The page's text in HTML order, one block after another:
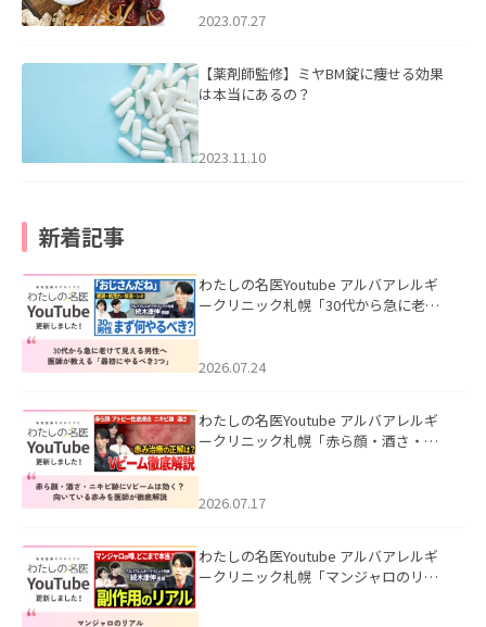
2023.07.27
【薬剤師監修】ミヤBM錠に痩せる効果
は本当にあるの？
2023.11.10
新着記事
わたしの名医Youtube アルバアレルギ
ークリニック札幌「30代から急に老け
た。
2026.07.24
わたしの名医Youtube アルバアレルギ
ークリニック札幌「赤ら顔・酒さ・ニ
した。
2026.07.17
わたしの名医Youtube アルバアレルギ
ークリニック札幌「マンジャロのリア